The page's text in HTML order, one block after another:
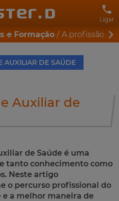
Ligar
e Formação A profissão de
AUXILIAR DE SAÚDE
Auxiliar de
de Saúde é uma
tanto conhecimento como
Neste artigo
o percurso profissional do
e a melhor maneira de